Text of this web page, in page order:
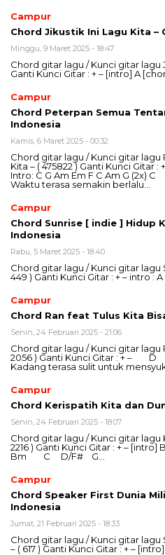
Campur
Chord Jikustik Ini Lagu Kita –
Minggu, 9 Maret 2025 - 18:47
Chord gitar lagu / Kunci gitar lagu
Ganti Kunci Gitar : + – [intro] A
Campur
Chord Peterpan Semua
Indonesia
Kamis, 6 Maret 2025 - 00:32
Chord gitar lagu / Kunci gitar
Kita – ( 475822 ) Ganti Kunci Gitar :
Intro: C G Am Em F C Am
Waktu terasa semakin berlalu…
Campur
Chord Sunrise [ indie ] Hidup
Indonesia
Rabu, 5 Maret 2025 - 18:40
Chord gitar lagu / Kunci gitar lagu
449 ) Ganti Kunci Gitar : + – intro : A
Campur
Chord Ran feat Tulus Kita
Senin, 24 Februari 2025 - 21:06
Chord gitar lagu / Kunci gitar lagu
2056 ) Ganti Kunci Gitar :
Kadang terasa sulit untuk
Campur
Chord Kerispatih Kita dan
Senin, 24 Februari 2025 - 18:07
Chord gitar lagu / Kunci gitar lagu
2216 ) Ganti Kunci Gitar : + –
Bm C D/F# G…
Campur
Chord Speaker First Dunia
Indonesia
Jumat, 21 Februari 2025 - 18:33
Chord gitar lagu / Kunci gitar lagu
– ( 617 ) Ganti Kunci Gitar : + – [intro]